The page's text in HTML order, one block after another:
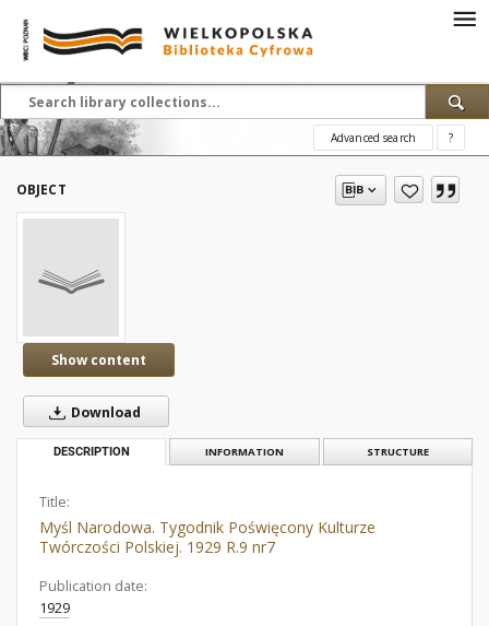
Advanced search ?
OBJECT
Show content
Download
DESCRIPTION INFORMATION STRUCTURE
Title:
Myśl Narodowa. Tygodnik Poświęcony Kulturze
Twórczości Polskiej. 1929 R.9 nr7
Publication date:
1929